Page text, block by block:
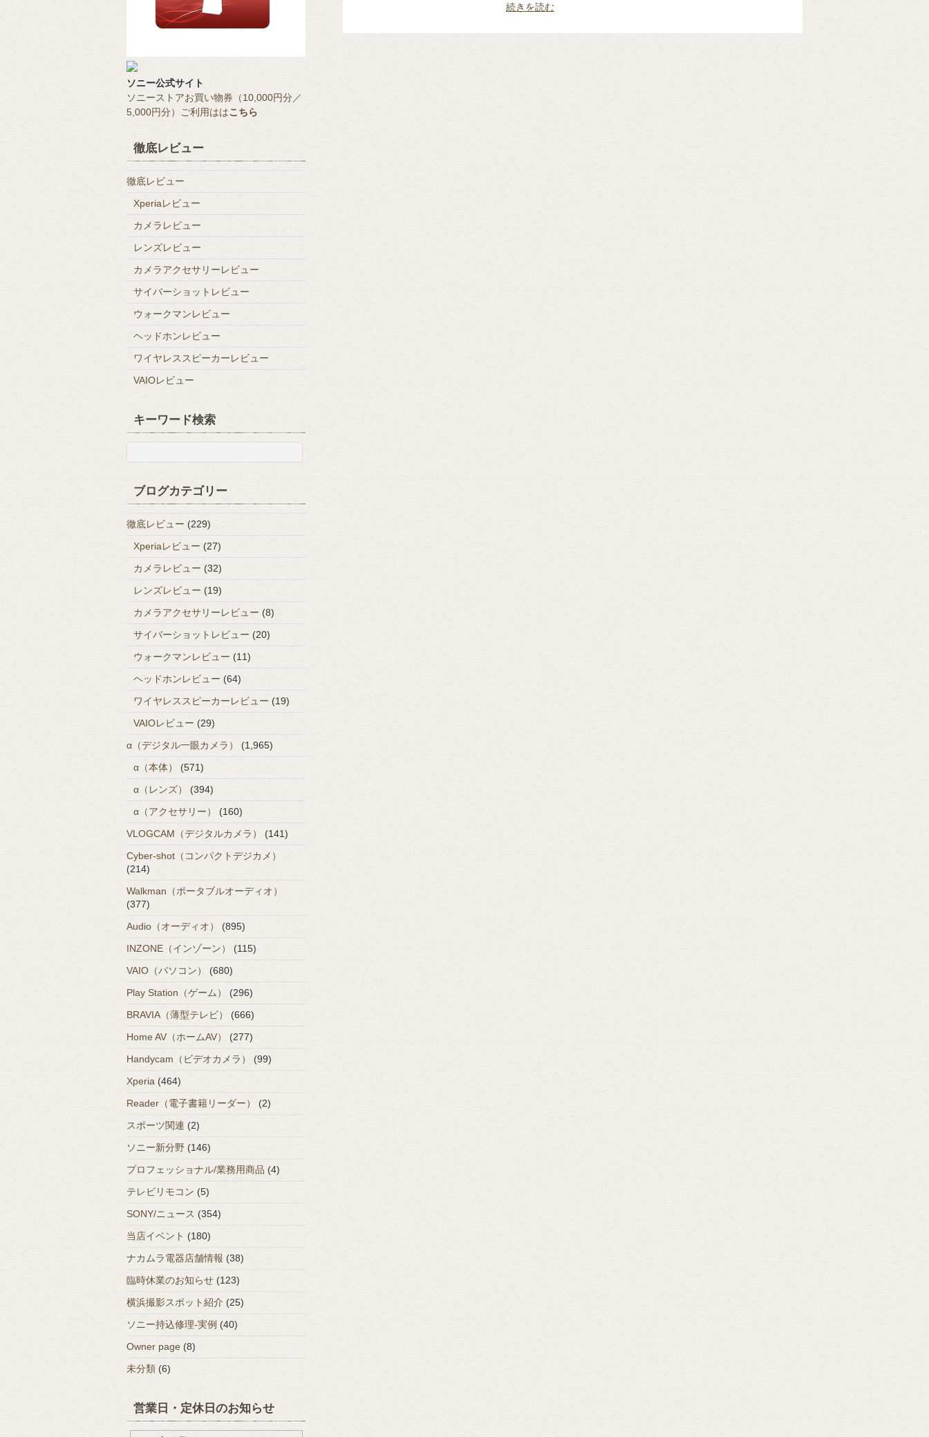
続きを読む
ソニー公式サイト
ソニーストアお買い物券（10,000円分／
5,000円分）ご利用ははこちら
徹底レビュー
徹底レビュー
Xperiaレビュー
カメラレビュー
レンズレビュー
カメラアクセサリーレビュー
サイバーショットレビュー
ウォークマンレビュー
ヘッドホンレビュー
ワイヤレススピーカーレビュー
VAIOレビュー
キーワード検索
ブログカテゴリー
徹底レビュー (229)
Xperiaレビュー(27)
カメラレビュー (32)
レンズレビュー (19)
カメラアクセサリーレビュー (8)
サイバーショットレビュー (20)
ウォークマンレビュー (11)
ヘッドホンレビュー (64)
ワイヤレススピーカーレビュー (19)
VAIOレビュー (29)
α（デジタル一眼カメラ）
(1,965)
α（本体）
(571)
α（レンズ）
(394)
α（アクセサリー）
(160)
VLOGCAM（デジタルカメラ）
(141)
Cyber-shot（コンパクトデジカメ）
(214)
Walkman（ポータブルオーディオ）
(377)
Audio（オーディオ）
(895)
INZONE（インゾーン）
(115)
VAIO（パソコン）
(680)
Play Station（ゲーム）
(296)
BRAVIA（薄型テレビ）
(666)
Home AV（ホームAV）
(277)
Handycam（ビデオカメラ）
(99)
Xperia (464)
Reader（電子書籍リーダー）
(2)
スポーツ関連 (2)
ソニー新分野 (146)
プロフェッショナル/業務用商品 (4)
テレビリモコン (5)
SONY/ニュース (354)
当店イベント (180)
ナカムラ電器店舗情報 (38)
臨時休業のお知らせ (123)
横浜撮影スポット紹介 (25)
ソニー持込修理-実例 (40)
Owner page (8)
未分類 (6)
営業日・定休日のお知らせ